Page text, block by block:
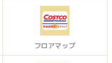
フロアマップ